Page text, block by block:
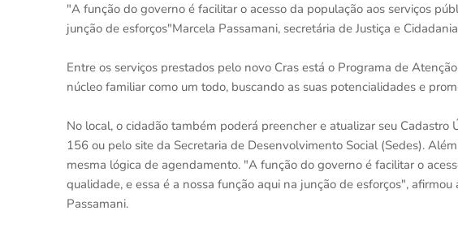
"A função do governo é facilitar o acesso da população aos serviços
junção de esforços"Marcela Passamani, secretária de Justiça e Cidadania
Entre os serviços prestados pelo novo Cras está o Programa de
núcleo familiar como um todo, buscando as suas potencialidades e
No local, o cidadão também poderá preencher e atualizar seu
156 ou pelo site da Secretaria de Desenvolvimento Social (Sedes).
mesma lógica de agendamento. "A função do governo é facilitar o
qualidade, e essa é a nossa função aqui na junção de esforços",
Passamani.